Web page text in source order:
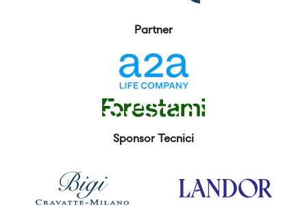
Partner
Sponsor Tecnici